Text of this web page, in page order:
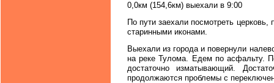
0,0км (154,6км) выехали в 9:00
По пути заехали посмотреть
старинными иконами.
Выехали из города и повернули
на реке Тулома. Едем по асфальту.
достаточно изматывающий.
продолжаются проблемы с